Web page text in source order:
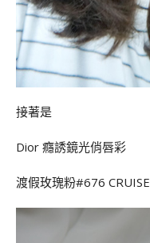
接著是
Dior 癮誘鏡光俏唇彩
渡假玫瑰粉#676 CRUISE